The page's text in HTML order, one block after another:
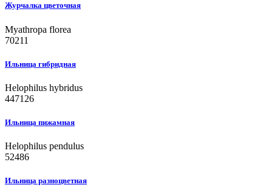
Журчалка цветочная
Myathropa florea
70211
Ильница гибридная
Helophilus hybridus
447126
Ильница пижамная
Helophilus pendulus
52486
Ильница разноцветная